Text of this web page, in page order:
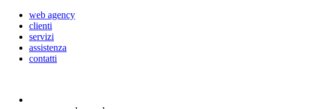
web agency
clienti
servizi
assistenza
contatti